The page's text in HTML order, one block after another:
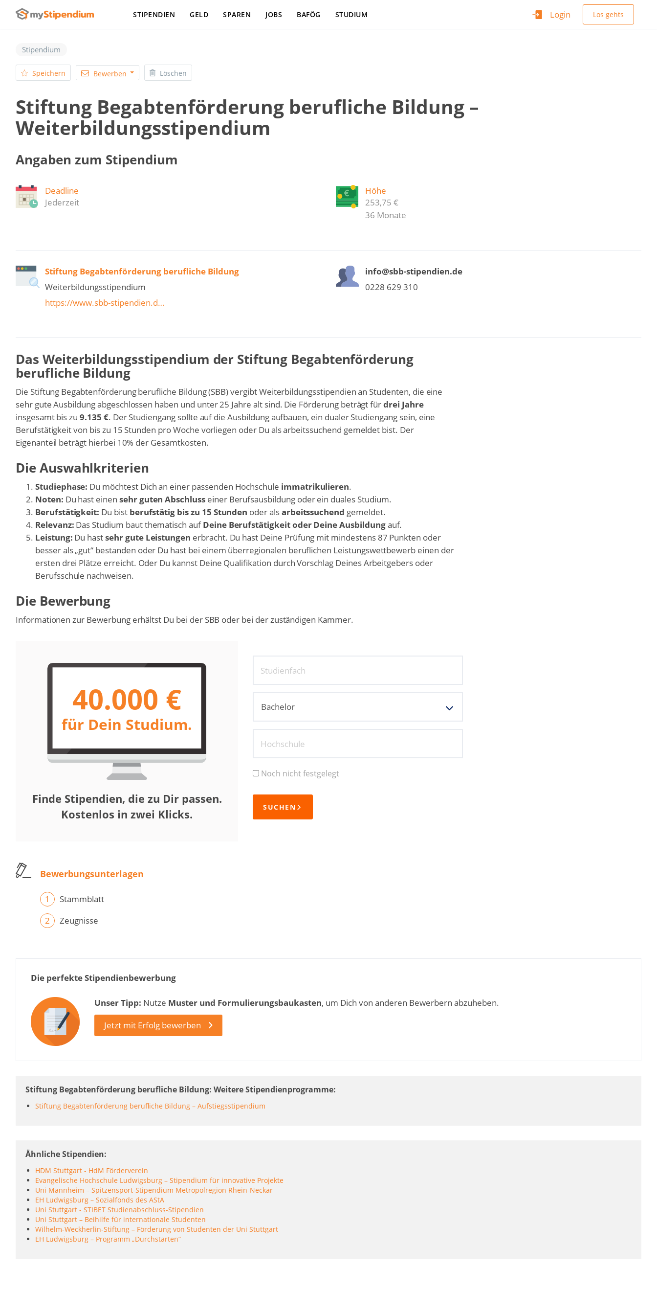
Login Los gehts
STIPENDIEN GELD SPAREN JOBS BAFÖG STUDIUM
Stipendium
Speichern Bewerben Löschen
Stiftung Begabtenförderung berufliche Bildung –
Weiterbildungsstipendium
Angaben zum Stipendium
Deadline
Jederzeit
Höhe
253,75 €
36 Monate
Stiftung Begabtenförderung berufliche Bildung
Weiterbildungsstipendium
https://www.sbb-stipendien.d…
info@sbb-stipendien.de
0228 629 310
Das Weiterbildungsstipendium der Stiftung Begabtenförderung
berufliche Bildung
Die Stiftung Begabtenförderung berufliche Bildung (SBB) vergibt Weiterbildungsstipendien an Studenten, die eine
sehr gute Ausbildung abgeschlossen haben und unter 25 Jahre alt sind. Die Förderung beträgt fürdrei Jahre
insgesamt bis zu9.135 €. Der Studiengang sollte auf die Ausbildung aufbauen, ein dualer Studiengang sein, eine
Berufstätigkeit von bis zu 15 Stunden pro Woche vorliegen oder Du als arbeitssuchend gemeldet bist. Der
Eigenanteil beträgt hierbei 10% der Gesamtkosten.
Die Auswahlkriterien
Studiephase: Du möchtest Dich an einer passenden Hochschule immatrikulieren.
Noten: Du hast einen sehr guten Abschlusseiner Berufsausbildung oder ein duales Studium.
Berufstätigkeit: Du bist berufstätig bis zu 15 Stunden oder alsarbeitssuchend gemeldet.
Relevanz: Das Studium baut thematisch aufDeine Berufstätigkeit oder Deine Ausbildungauf.
Leistung: Du hastsehr gute Leistungen erbracht. Du hast Deine Prüfung mit mindestens 87 Punkten oder
besser als „gut“ bestanden oder Du hast bei einem überregionalen beruflichen Leistungswettbewerb einen der
ersten drei Plätze erreicht. Oder Du kannst Deine Qualifikation durch Vorschlag Deines Arbeitgebers oder
Berufsschule nachweisen.
Die Bewerbung
Informationen zur Bewerbung erhältst Du bei der SBB oder bei der zuständigen Kammer.
40.000 €
für Dein Studium.
Finde Stipendien, die zu Dir passen.
Kostenlos in zwei Klicks.
Studienfach
Hochschule
Noch nicht festgelegt
SUCHEN
Bewerbungsunterlagen
Stammblatt
Zeugnisse
Die perfekte Stipendienbewerbung
Unser Tipp: Nutze Muster und Formulierungsbaukasten, um Dich von anderen Bewerbern abzuheben.
Jetzt mit Erfolg bewerben
Stiftung Begabtenförderung berufliche Bildung: Weitere Stipendienprogramme
Stiftung Begabtenförderung berufliche Bildung – Aufstiegsstipendium
Ähnliche Stipendien
HDM Stuttgart - HdM Förderverein
Evangelische Hochschule Ludwigsburg – Stipendium für innovative Projekte
Uni Mannheim – Spitzensport-Stipendium Metropolregion Rhein-Neckar
EH Ludwigsburg – Sozialfonds des AStA
Uni Stuttgart - STIBET Studienabschluss-Stipendien
Uni Stuttgart – Beihilfe für internationale Studenten
Wilhelm-Weckherlin-Stiftung – Förderung von Studenten der Uni Stuttgart
EH Ludwigsburg – Programm „Durchstarten“